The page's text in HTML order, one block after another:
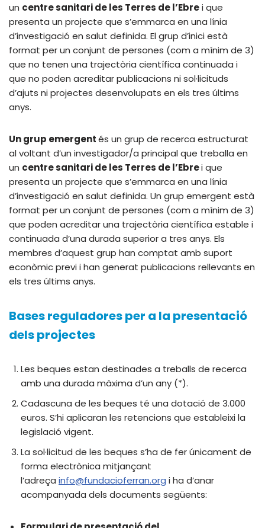
un centre sanitari de les Terres de l’Ebrei que
presenta un projecte que s’emmarca en una línia
d’investigació en salut definida. El grup d’inici està
format per un conjunt de persones (com a mínim de 3)
que no tenen una trajectòria científica continuada i
que no poden acreditar publicacions ni sol·licituds
d’ajuts ni projectes desenvolupats en els tres últims
anys.
Un grup emergentés un grup de recerca estructurat
al voltant d’un investigador/a principal que treballa en
un centre sanitari de les Terres de l’Ebrei que
presenta un projecte que s’emmarca en una línia
d’investigació en salut definida. Un grup emergent està
format per un conjunt de persones (com a mínim de 3)
que poden acreditar una trajectòria científica estable i
continuada d’una durada superior a tres anys. Els
membres d’aquest grup han comptat amb suport
econòmic previ i han generat publicacions rellevants en
els tres últims anys.
Bases reguladores per a la presentació
dels projectes
Les beques estan destinades a treballs de recerca
amb una durada màxima d’un any (*).
Cadascuna de les beques té una dotació de 3.000
euros. S’hi aplicaran les retencions que estableixi la
legislació vigent.
La sol·licitud de les beques s’ha de fer únicament de
forma electrònica mitjançant
l’adreça info@fundacioferran.org i ha d’anar
acompanyada dels documents següents: